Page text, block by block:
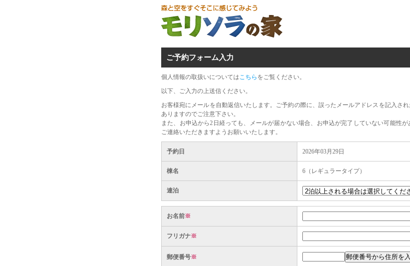
ご予約フォーム入力
個人情報の取扱いについてはこちら をご覧ください。
以下、ご入力の上送信ください。
お客様宛にメールを自動返信いたします。ご予約の際に、誤ったメールアドレスを記入さ
ありますのでご注意下さい。
また、お申込から2日経っても、メールが届かない場合、お申込が完了していない可能性
ご連絡いただきますようお願いいたします。
予約日 2026年03月29日
棟名 6（レギュラータイプ）
連泊
お名前※
フリガナ※
郵便番号※